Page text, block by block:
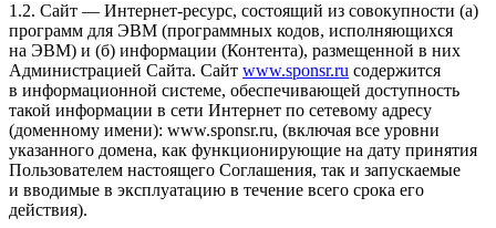
1.2. Сайт — Интернет-ресурс, состоящий из совокупности (а)
программ для ЭВМ (программных кодов, исполняющихся
на ЭВМ) и (б) информации (Контента), размещенной в них
Администрацией Сайта. Сайт www.sponsr.ru содержится
в информационной системе, обеспечивающей доступность
такой информации в сети Интернет по сетевому адресу
(доменному имени): www.sponsr.ru, (включая все уровни
указанного домена, как функционирующие на дату принятия
Пользователем настоящего Соглашения, так и запускаемые
и вводимые в эксплуатацию в течение всего срока его
действия).